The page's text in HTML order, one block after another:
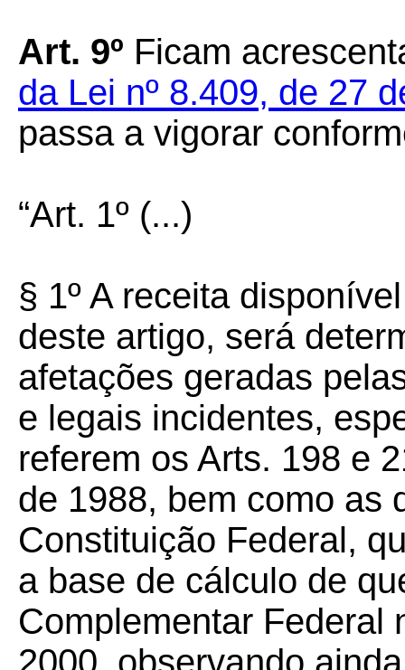
Art. 9º Ficam
da Lei nº 8.409, de 27
passa a vigorar
“Art. 1º (...)
§ 1º A receita
deste artigo, será
afetações geradas
e legais incidentes,
referem os Arts. 198 e
de 1988, bem como as
Constituição Federal,
a base de cálculo de
Complementar Federal
2000, observando